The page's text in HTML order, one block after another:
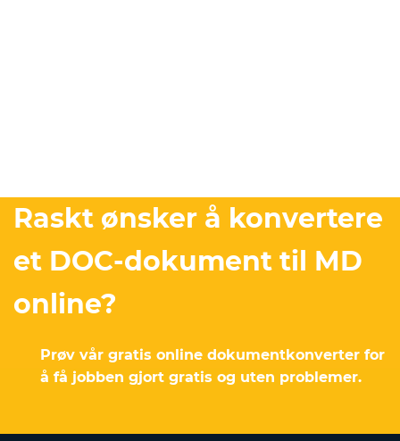
Raskt ønsker å konvertere
et DOC-dokument til MD
online?
Prøv vår gratis online dokumentkonverter for
å få jobben gjort gratis og uten problemer.